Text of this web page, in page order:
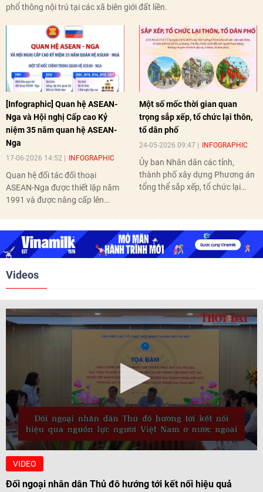
phổ thông nội trú tại các xã biên giới đất liền.
[Infographic] Quan hệ ASEAN-
Nga và Hội nghị Cấp cao Kỷ
niệm 35 năm quan hệ ASEAN-
Nga
17-06-2026 14:52 INFOGRAPHIC
Quan hệ đối tác đối thoại
ASEAN-Nga được thiết lập năm
1991 và được nâng cấp lên
nghị Cấp cao vào các năm 2005,
2010, 2016, 2018, 2021.
Một số mốc thời gian quan
trọng sắp xếp, tổ chức lại thôn,
tổ dân phố
24-05-2026 09:47 INFOGRAPHIC
Ủy ban Nhân dân các tỉnh,
thành phố xây dựng Phương án
tổng thể sắp xếp, tổ chức lại
Videos
VIDEO
Đối ngoại nhân dân Thủ đô hướng tới kết nối hiệu quả